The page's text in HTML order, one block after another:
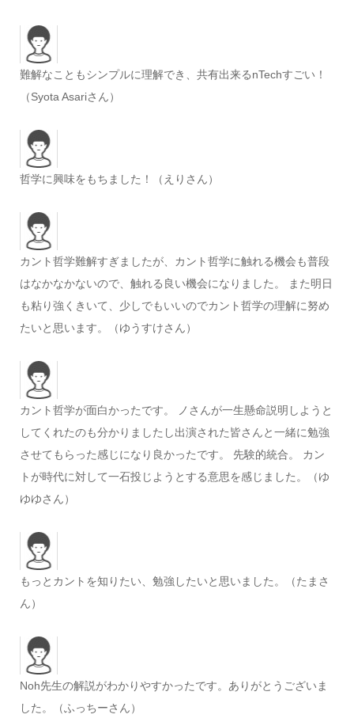
難解なこともシンプルに理解でき、共有出来るnTechすごい！
（Syota Asariさん）
哲学に興味をもちました！（えりさん）
カント哲学難解すぎましたが、カント哲学に触れる機会も普段
はなかなかないので、触れる良い機会になりました。 また明日
も粘り強くきいて、少しでもいいのでカント哲学の理解に努め
たいと思います。（ゆうすけさん）
カント哲学が面白かったです。 ノさんが一生懸命説明しようと
してくれたのも分かりましたし出演された皆さんと一緒に勉強
させてもらった感じになり良かったです。 先験的統合。 カン
トが時代に対して一石投じようとする意思を感じました。（ゆ
ゆゆさん）
もっとカントを知りたい、勉強したいと思いました。（たまさ
ん）
Noh先生の解説がわかりやすかったです。ありがとうございま
した。（ふっちーさん）